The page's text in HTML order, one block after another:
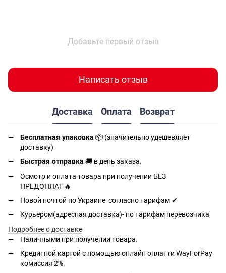
Добавьте первый отзыв
Написать отзыв
Доставка Оплата Возврат
Бесплатная упаковка 📦 (значительно удешевляет
доставку)
Быстрая отправка 🚚 в день заказа.
Осмотр и оплата товара при получении БЕЗ
ПРЕДОПЛАТ 🔥
Новой почтой по Украине согласно тарифам ✔
Курьером(адресная доставка)- по тарифам перевозчика
Подробнее о доставке
Наличными при получении товара.
Кредитной картой с помощьюонлайн оплатти WayForPay
комиссия 2%